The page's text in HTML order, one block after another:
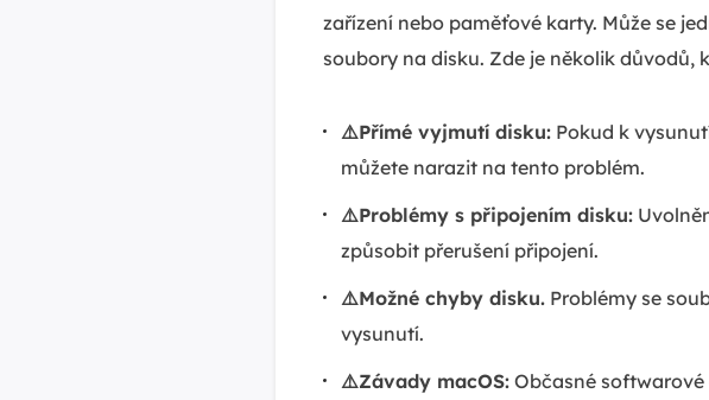
zařízení nebo paměťové karty. Může se
soubory na disku. Zde je několik
⚠️Přímé vyjmutí disku: Pokud k
můžete narazit na tento problém.
⚠️Problémy s připojením disku:
způsobit přerušení připojení.
⚠️Možné chyby disku. Problémy se
vysunutí.
⚠️Závady macOS: Občasné